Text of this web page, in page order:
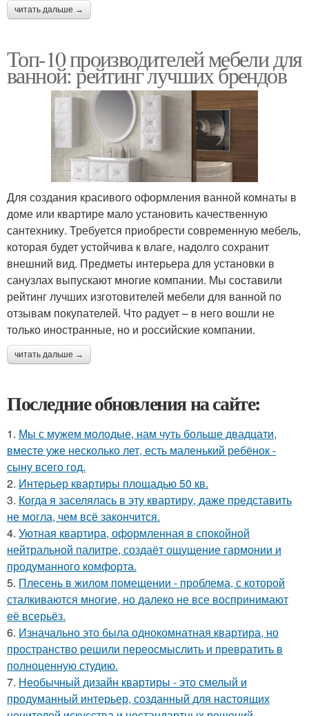
читать дальше →
Топ-10 производителей мебели для
ванной: рейтинг лучших брендов
Для создания красивого оформления ванной комнаты в
доме или квартире мало установить качественную
сантехнику. Требуется приобрести современную мебель,
которая будет устойчива к влаге, надолго сохранит
внешний вид. Предметы интерьера для установки в
санузлах выпускают многие компании. Мы составили
рейтинг лучших изготовителей мебели для ванной по
отзывам покупателей. Что радует – в него вошли не
только иностранные, но и российские компании.
читать дальше →
Последние обновления на сайте:
1. Мы с мужем молодые, нам чуть больше двадцати,
вместе уже несколько лет, есть маленький ребёнок -
сыну всего год.
2. Интерьер квартиры площадью 50 кв.
3. Когда я заселялась в эту квартиру, даже представить
не могла, чем всё закончится.
4. Уютная квартира, оформленная в спокойной
нейтральной палитре, создаёт ощущение гармонии и
продуманного комфорта.
5. Плесень в жилом помещении - проблема, с которой
сталкиваются многие, но далеко не все воспринимают
её всерьёз.
6. Изначально это была однокомнатная квартира, но
пространство решили переосмыслить и превратить в
полноценную студию.
7. Необычный дизайн квартиры - это смелый и
продуманный интерьер, созданный для настоящих